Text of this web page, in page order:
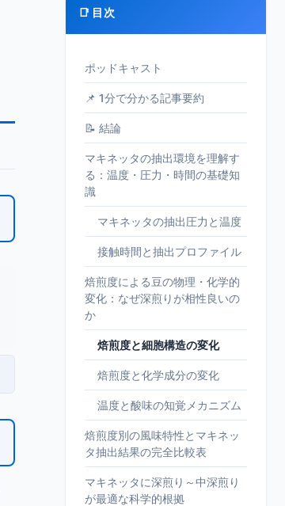
📑 目次
ポッドキャスト
📌 1分で分かる記事要約
📝 結論
マキネッタの抽出環境を理解す
る：温度・圧力・時間の基礎知
識
マキネッタの抽出圧力と温度
接触時間と抽出プロファイル
焙煎度による豆の物理・化学的
変化：なぜ深煎りが相性良いの
か
焙煎度と細胞構造の変化
焙煎度と化学成分の変化
温度と酸味の知覚メカニズム
焙煎度別の風味特性とマキネッ
タ抽出結果の完全比較表
マキネッタに深煎り～中深煎り
が最適な科学的根拠